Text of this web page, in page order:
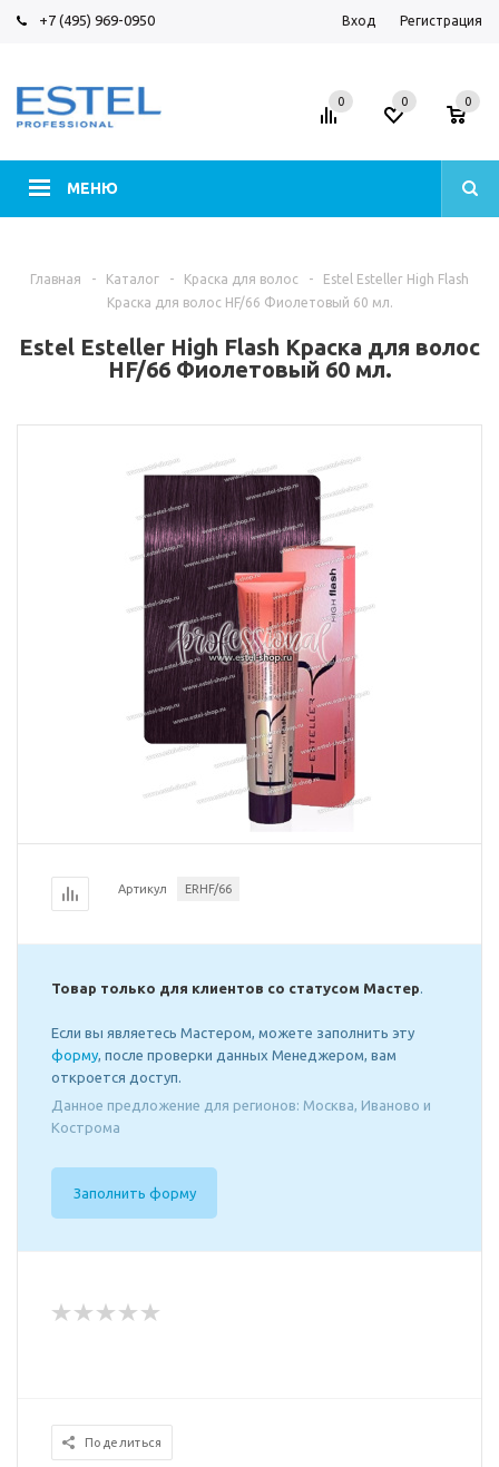
+7 (495) 969-0950 Вход Регистрация
МЕНЮ
0 0 0
Главная - Каталог - Краска для волос -
Estel Esteller High Flash
Краска для волос HF/66 Фиолетовый 60 мл.
Estel Esteller High Flash Краска для волос
HF/66 Фиолетовый 60 мл.
Артикул ERHF/66
Товар только для клиентов со статусом Мастер.
Если вы являетесь Мастером, можете заполнить эту
форму, после проверки данных Менеджером, вам
откроется доступ.
Данное предложение для регионов: Москва, Иваново и
Кострома
Заполнить форму
Поделиться